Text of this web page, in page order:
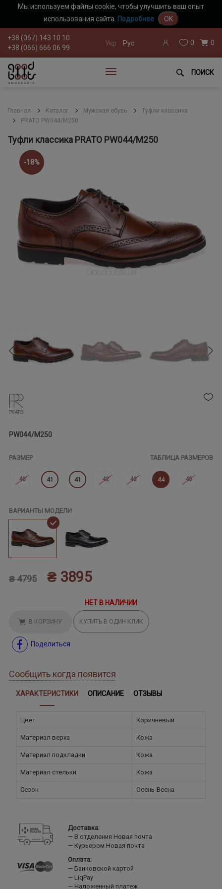
Мы используем файлы cookie, чтобы улучшить ваш опыт
использования сайта. Подробнее OK
+38 (067) 143 10 10
+38 (066) 666 06 99
Укр Рус 0 0
ПОИСК
Главная Каталог Мужская обувь
Туфли классика
PRATO PW044/M250
Туфли классика PRATO PW044/M250
-18%
PW044/M250
РАЗМЕР ТАБЛИЦА РАЗМЕРОВ
40 41 41 42 43 44 45
ВАРИАНТЫ МОДЕЛИ
₴ 4795 ₴ 3895
НЕТ В НАЛИЧИИ
В КОРЗИНУ КУПИТЬ В ОДИН КЛИК
Поделиться
Сообщить когда появится
ХАРАКТЕРИСТИКИ ОПИСАНИЕ ОТЗЫВЫ
Цвет Коричневый
Материал верха Кожа
Материал подкладки Кожа
Материал стельки Кожа
Сезон Осень-Весна
Доставка:
В отделения Новая почта
Курьером Новая почта
Оплата:
Банковской картой
LiqPay
Наложенный платеж